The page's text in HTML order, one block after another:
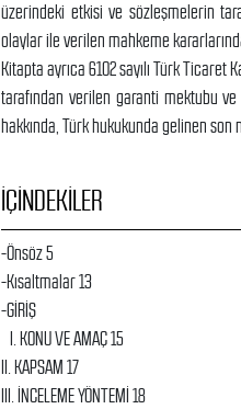
üzerindeki etkisi ve sözleşmelerin
olaylar ile verilen mahkeme
Kitapta ayrıca 6102 sayılı Türk
tarafından verilen garanti mektubu
hakkında, Türk hukukunda gelinen
İÇINDEKILER
-Önsöz 5
-Kısaltmalar 13
-GİRİŞ
I. KONU VE AMAÇ 15
II. KAPSAM 17
III. İNCELEME YÖNTEMİ 18